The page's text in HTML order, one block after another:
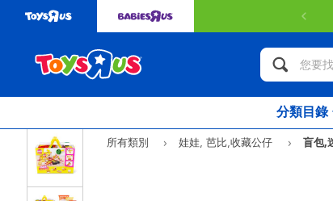
分類目錄
所有類別 娃娃, 芭比,收藏公仔
盲包,